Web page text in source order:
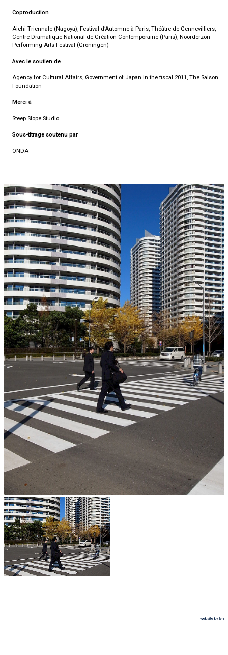
Coproduction
Aichi Triennale (Nagoya), Festival d’Automne à Paris, Théâtre de Gennevilliers,
Centre Dramatique National de Création Contemporaine (Paris), Noorderzon
Performing Arts Festival (Groningen)
Avec le soutien de
Agency for Cultural Affairs, Government of Japan in the fiscal 2011, The Saison
Foundation
Merci à
Steep Slope Studio
Sous-titrage soutenu par
ONDA
website by lvh